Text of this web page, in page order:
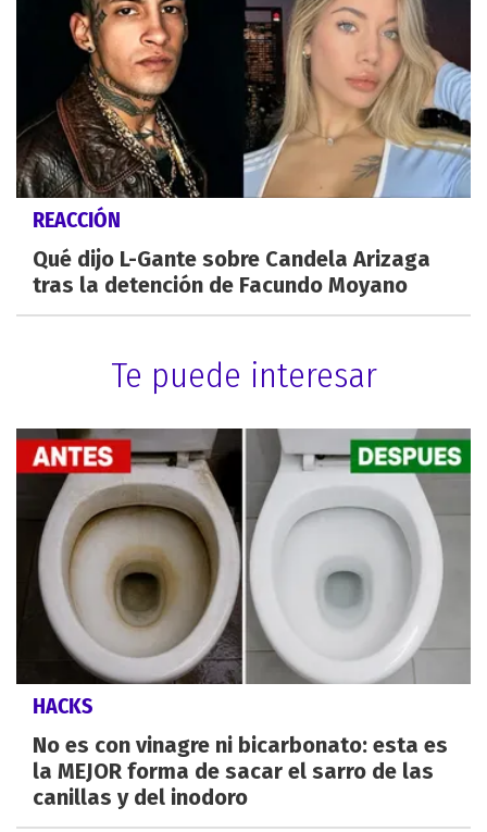
REACCIÓN
Qué dijo L-Gante sobre Candela Arizaga
tras la detención de Facundo Moyano
Te puede interesar
HACKS
No es con vinagre ni bicarbonato: esta es
la MEJOR forma de sacar el sarro de las
canillas y del inodoro